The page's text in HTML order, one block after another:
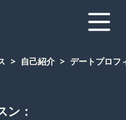
自己紹介 デートプロフ
ン：